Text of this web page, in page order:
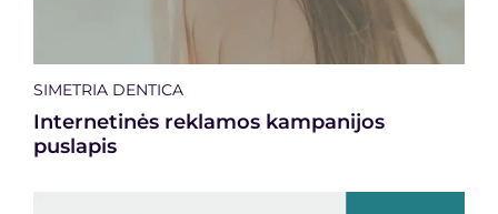
SIMETRIA DENTICA
Internetinės reklamos kampanijos
puslapis